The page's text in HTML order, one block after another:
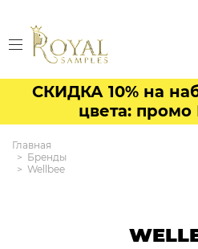
СКИДКА 10% на
цвета:
Главная
Бренды
Wellbee